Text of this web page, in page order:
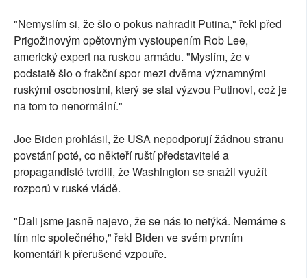
"Nemyslím si, že šlo o pokus nahradit Putina," řekl před
Prigožinovým opětovným vystoupením Rob Lee,
americký expert na ruskou armádu. "Myslím, že v
podstatě šlo o frakční spor mezi dvěma významnými
ruskými osobnostmi, který se stal výzvou Putinovi, což je
na tom to nenormální."
Joe Biden prohlásil, že USA nepodporují žádnou stranu
povstání poté, co někteří ruští představitelé a
propagandisté tvrdili, že Washington se snažil využít
rozporů v ruské vládě.
"Dali jsme jasně najevo, že se nás to netýká. Nemáme s
tím nic společného," řekl Biden ve svém prvním
komentáři k přerušené vzpouře.